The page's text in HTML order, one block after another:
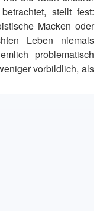
stellt fest:
Macken oder
Leben niemals
problematisch
vorbildlich, als